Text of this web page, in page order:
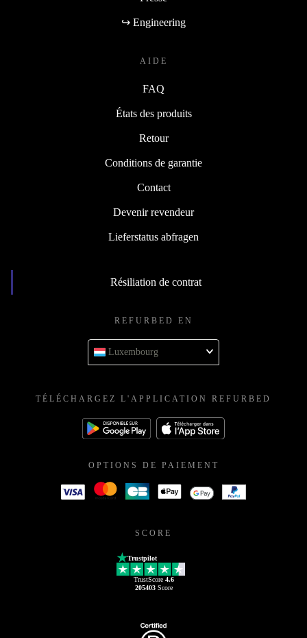
↪ Engineering
AIDE
FAQ
États des produits
Retour
Conditions de garantie
Contact
Devenir revendeur
Lieferstatus abfragen
Résiliation de contrat
REFURBED EN
Luxembourg
TÉLÉCHARGEZ L'APPLICATION REFURBED
OPTIONS DE PAIEMENT
SCORE
Trustpilot
TrustScore 4.6
205403Score